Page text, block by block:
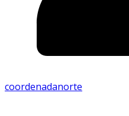
coordenadanorte